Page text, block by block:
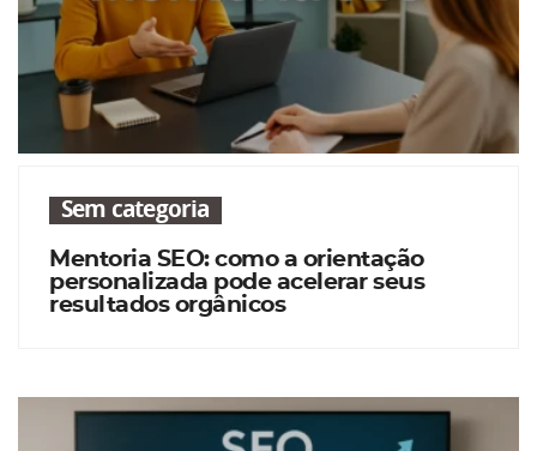
Sem categoria
Mentoria SEO: como a orientação
personalizada pode acelerar seus
resultados orgânicos